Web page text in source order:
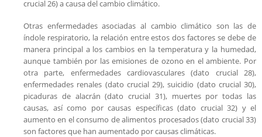
crucial 26) a causa del cambio climático.
Otras enfermedades asociadas al cambio climático son las de
índole respiratorio, la relación entre estos dos factores se debe de
manera principal a los cambios en la temperatura y la humedad,
aunque también por las emisiones de ozono en el ambiente. Por
otra parte, enfermedades cardiovasculares (dato crucial 28),
enfermedades renales (dato crucial 29), suicidio (dato crucial 30),
picaduras de alacrán (dato crucial 31), muertes por todas las
causas, así como por causas específicas (dato crucial 32) y el
aumento en el consumo de alimentos procesados (dato crucial 33)
son factores que han aumentado por causas climáticas.